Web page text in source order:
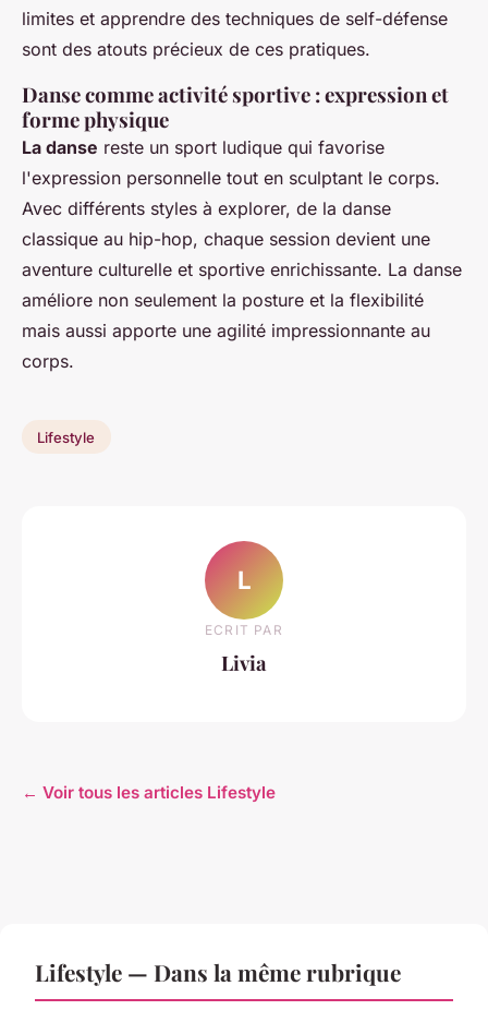
limites et apprendre des techniques de self-défense
sont des atouts précieux de ces pratiques.
Danse comme activité sportive : expression et
forme physique
La danse reste un sport ludique qui favorise
l'expression personnelle tout en sculptant le corps.
Avec différents styles à explorer, de la danse
classique au hip-hop, chaque session devient une
aventure culturelle et sportive enrichissante. La danse
améliore non seulement la posture et la flexibilité
mais aussi apporte une agilité impressionnante au
corps.
Lifestyle
L
ECRIT PAR
Livia
← Voir tous les articles Lifestyle
Lifestyle — Dans la même rubrique